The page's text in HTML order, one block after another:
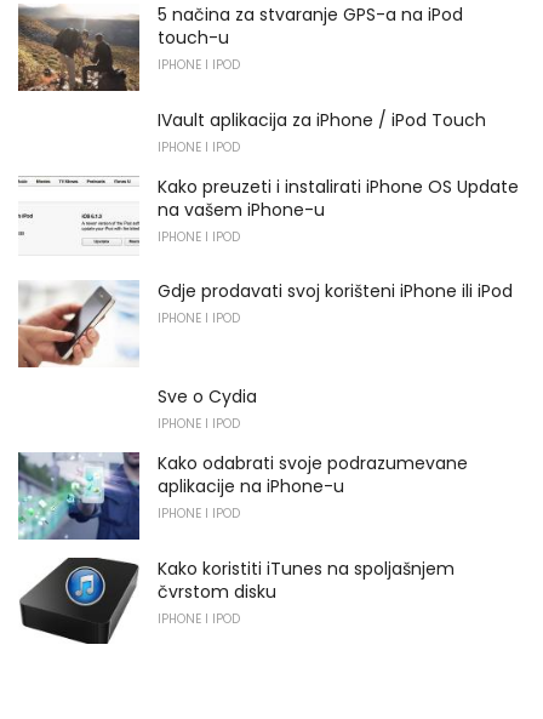
5 načina za stvaranje GPS-a na iPod
touch-u
IPHONE I IPOD
IVault aplikacija za iPhone / iPod Touch
IPHONE I IPOD
Kako preuzeti i instalirati iPhone OS Update
na vašem iPhone-u
IPHONE I IPOD
Gdje prodavati svoj korišteni iPhone ili iPod
IPHONE I IPOD
Sve o Cydia
IPHONE I IPOD
Kako odabrati svoje podrazumevane
aplikacije na iPhone-u
IPHONE I IPOD
Kako koristiti iTunes na spoljašnjem
čvrstom disku
IPHONE I IPOD